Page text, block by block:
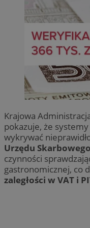
Krajowa
pokazuje, że
wykrywać
Urzędu
czynności
gastronomicznej, co
zaległości w VAT i